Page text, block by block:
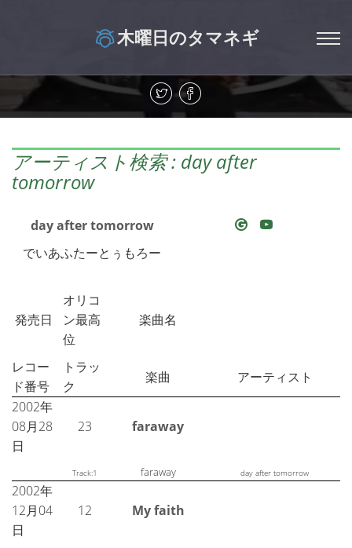
木曜日のタマネギ
アーティスト検索 : day after
tomorrow
day after tomorrow
でいあふたーとぅもろー
発売日
オリコ
ン最高
位
楽曲名
レコー
ド番号
トラッ
ク
楽曲
アーティスト
2002年
08月28
日
23 faraway
Track:1 faraway day after tomorrow
2002年
12月04
日
12 My faith